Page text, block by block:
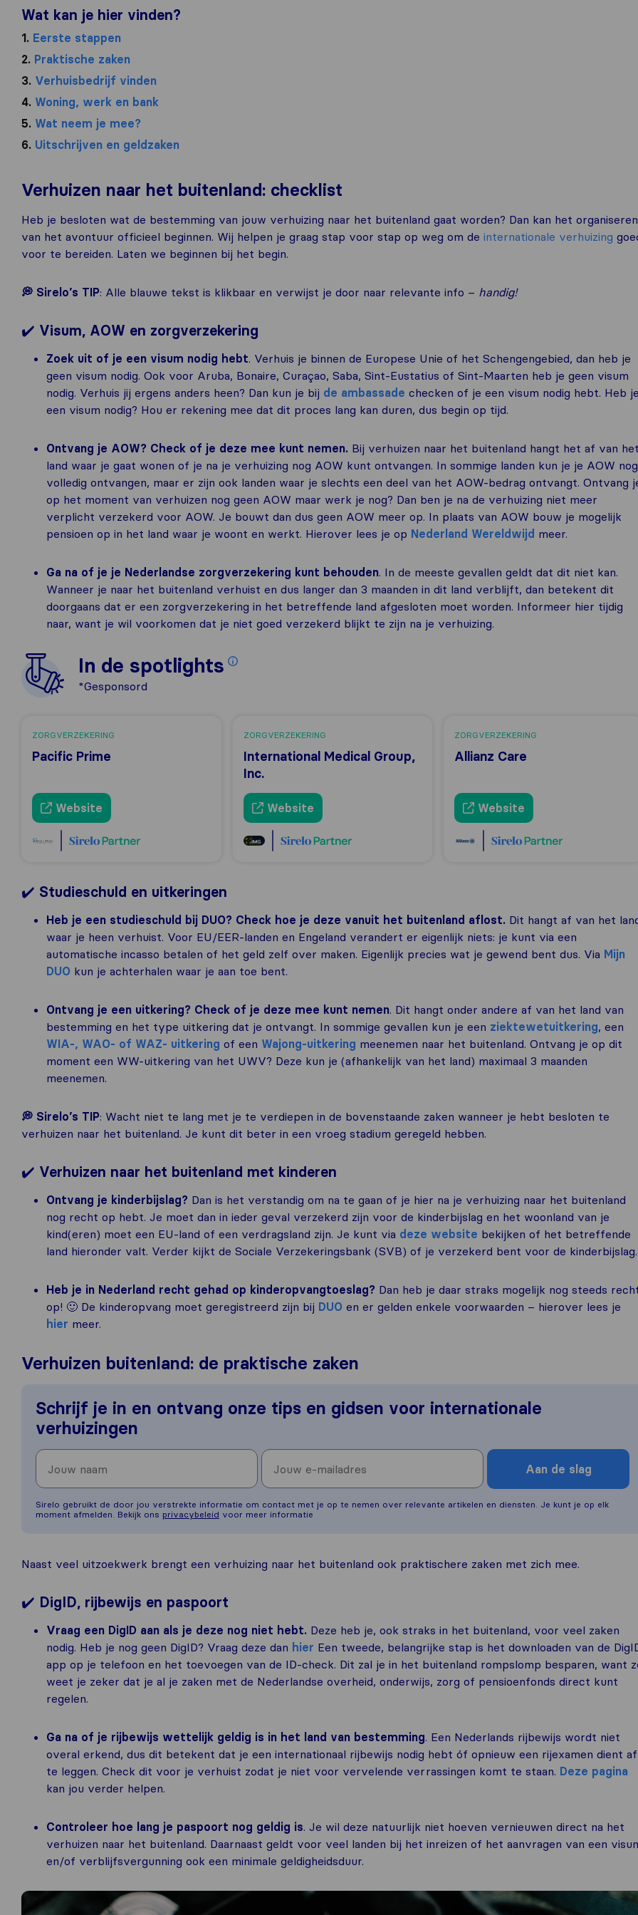
Wat kan je hier vinden?
1. Eerste stappen
2. Praktische zaken
3. Verhuisbedrijf vinden
4. Woning, werk en bank
5. Wat neem je mee?
6. Uitschrijven en geldzaken
Verhuizen naar het buitenland: checklist
Heb je besloten wat de bestemming van jouw verhuizing naar het buitenland gaat worden? Dan kan het organiseren
van het avontuur officieel beginnen. Wij helpen je graag stap voor stap op weg om de internationale verhuizing
voor te bereiden. Laten we beginnen bij het begin.
💭 Sirelo’s TIP: Alle blauwe tekst is klikbaar en verwijst je door naar relevante info – handig!
✔️ Visum, AOW en zorgverzekering
Zoek uit of je een visum nodig hebt. Verhuis je binnen de Europese Unie of het Schengengebied, dan heb je
geen visum nodig. Ook voor Aruba, Bonaire, Curaçao, Saba, Sint-Eustatius of Sint-Maarten heb je geen visum
nodig. Verhuis jij ergens anders heen? Dan kun je bij de ambassade checken of je een visum nodig hebt. Heb
een visum nodig? Hou er rekening mee dat dit proces lang kan duren, dus begin op tijd.
Ontvang je AOW? Check of je deze mee kunt nemen. Bij verhuizen naar het buitenland hangt het af van
land waar je gaat wonen of je na je verhuizing nog AOW kunt ontvangen. In sommige landen kun je je AOW nog
volledig ontvangen, maar er zijn ook landen waar je slechts een deel van het AOW-bedrag ontvangt. Ontvang
op het moment van verhuizen nog geen AOW maar werk je nog? Dan ben je na de verhuizing niet meer
verplicht verzekerd voor AOW. Je bouwt dan dus geen AOW meer op. In plaats van AOW bouw je mogelijk
pensioen op in het land waar je woont en werkt. Hierover lees je op Nederland Wereldwijd meer.
Ga na of je je Nederlandse zorgverzekering kunt behouden. In de meeste gevallen geldt dat dit niet kan.
Wanneer je naar het buitenland verhuist en dus langer dan 3 maanden in dit land verblijft, dan betekent dit
doorgaans dat er een zorgverzekering in het betreffende land afgesloten moet worden. Informeer hier tijdig
naar, want je wil voorkomen dat je niet goed verzekerd blijkt te zijn na je verhuizing.
In de spotlights
*Gesponsord
ZORGVERZEKERING
Pacific Prime
Website
ZORGVERZEKERING
International Medical Group,
Inc.
Website
ZORGVERZEKERING
Allianz Care
Website
✔️ Studieschuld en uitkeringen
Heb je een studieschuld bij DUO? Check hoe je deze vanuit het buitenland aflost. Dit hangt af van het
waar je heen verhuist. Voor EU/EER-landen en Engeland verandert er eigenlijk niets: je kunt via een
automatische incasso betalen of het geld zelf over maken. Eigenlijk precies wat je gewend bent dus. Via Mijn
DUO kun je achterhalen waar je aan toe bent.
Ontvang je een uitkering? Check of je deze mee kunt nemen. Dit hangt onder andere af van het land van
bestemming en het type uitkering dat je ontvangt. In sommige gevallen kun je een ziektewetuitkering, een
WIA-, WAO- of WAZ- uitkering of een Wajong-uitkering meenemen naar het buitenland. Ontvang je op dit
moment een WW-uitkering van het UWV? Deze kun je (afhankelijk van het land) maximaal 3 maanden
meenemen.
💭 Sirelo’s TIP: Wacht niet te lang met je te verdiepen in de bovenstaande zaken wanneer je hebt besloten te
verhuizen naar het buitenland. Je kunt dit beter in een vroeg stadium geregeld hebben.
✔️ Verhuizen naar het buitenland met kinderen
Ontvang je kinderbijslag? Dan is het verstandig om na te gaan of je hier na je verhuizing naar het buitenland
nog recht op hebt. Je moet dan in ieder geval verzekerd zijn voor de kinderbijslag en het woonland van je
kind(eren) moet een EU-land of een verdragsland zijn. Je kunt via deze website bekijken of het betreffende
land hieronder valt. Verder kijkt de Sociale Verzekeringsbank (SVB) of je verzekerd bent voor de kinderbijslag.
Heb je in Nederland recht gehad op kinderopvangtoeslag? Dan heb je daar straks mogelijk nog steeds
op! 🙂 De kinderopvang moet geregistreerd zijn bij DUO en er gelden enkele voorwaarden – hierover lees je
hier meer.
Verhuizen buitenland: de praktische zaken
Schrijf je in en ontvang onze tips en gidsen voor internationale
verhuizingen
Aan de slag
Sirelo gebruikt de door jou verstrekte informatie om contact met je op te nemen over relevante artikelen en diensten. Je kunt je op elk
moment afmelden. Bekijk ons privacybeleid voor meer informatie
Naast veel uitzoekwerk brengt een verhuizing naar het buitenland ook praktischere zaken met zich mee.
✔️ DigID, rijbewijs en paspoort
Vraag een DigID aan als je deze nog niet hebt. Deze heb je, ook straks in het buitenland, voor veel zaken
nodig. Heb je nog geen DigID? Vraag deze dan hier Een tweede, belangrijke stap is het downloaden van de
app op je telefoon en het toevoegen van de ID-check. Dit zal je in het buitenland rompslomp besparen, want
weet je zeker dat je al je zaken met de Nederlandse overheid, onderwijs, zorg of pensioenfonds direct kunt
regelen.
Ga na of je rijbewijs wettelijk geldig is in het land van bestemming. Een Nederlands rijbewijs wordt niet
overal erkend, dus dit betekent dat je een internationaal rijbewijs nodig hebt óf opnieuw een rijexamen dient af
te leggen. Check dit voor je verhuist zodat je niet voor vervelende verrassingen komt te staan. Deze pagina
kan jou verder helpen.
Controleer hoe lang je paspoort nog geldig is. Je wil deze natuurlijk niet hoeven vernieuwen direct na het
verhuizen naar het buitenland. Daarnaast geldt voor veel landen bij het inreizen of het aanvragen van een
en/of verblijfsvergunning ook een minimale geldigheidsduur.